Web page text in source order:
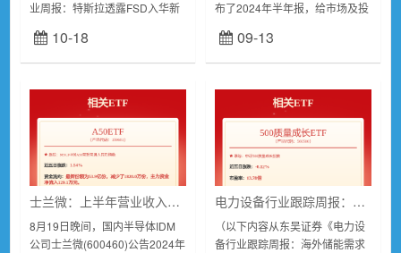
业周报：特斯拉透露FSD入华新
补贴方案》研报附件原文摘录）
行情回顾过去一周，沪深300涨
10-18
布了2024年半年报，给市场及投
核心数据大涨，吉利市场地位有
望提升上半年，吉利汽...
09-13
士兰微：上半年营业收入增长17.83% 全面布局汽车电子 高门槛市场占比继续提升
8月19日晚间，国内半导体IDM
公司士兰微(600460)公告2024年
电力设备行业跟踪周报：海外储能需求超预期、锂电光伏低位盘整
（以下内容从东吴证券《电力设
备行业跟踪周报：海外储能需求